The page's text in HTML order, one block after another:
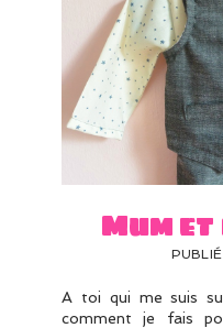
Mum
A toi qui me suis
comment je fais